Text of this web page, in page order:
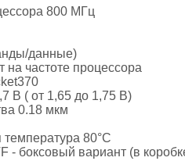
800 МГц
данные)
на частоте процессора
В ( от 1,65 до 1,75 В)
0.18 мкм
80°C
- боксовый вариант (в